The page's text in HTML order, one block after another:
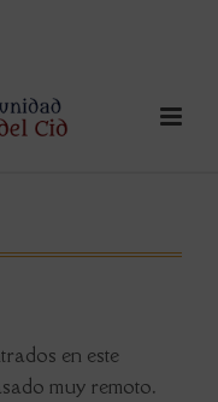
en este
muy remoto.